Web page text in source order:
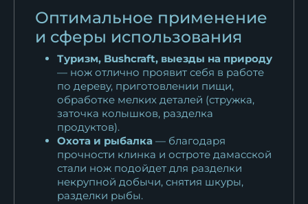
Оптимальное применение
и сферы использования
Туризм, Bushcraft, выезды на природу
— нож отлично проявит себя в работе
по дереву, приготовлении пищи,
обработке мелких деталей (стружка,
заточка колышков, разделка
продуктов).
Охота и рыбалка — благодаря
прочности клинка и остроте дамасской
стали нож подойдет для разделки
некрупной добычи, снятия шкуры,
разделки рыбы.